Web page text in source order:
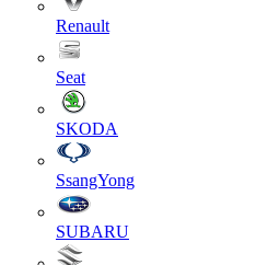
Renault
Seat
SKODA
SsangYong
SUBARU